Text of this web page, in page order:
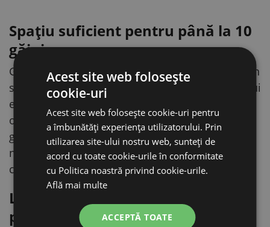
Spațiu suficient pentru până la 10
găini
Găinile împart cu plăcere locul de ouat, așa că un
singur cuibar acoperă fără probleme nevoile unui
efectiv de până la 10 găini ouătoare. Găinile se
obișnuiesc să ouă într-un loc fix, iar ouăle le
găsiți mereu acolo unde trebuie – curate,
nezdrobite și fără căutări lungi prin țarc sau prin
cotețul pentru găini.
Lemn de plop – mediu natural
pentru ouat
Acest site web folosește
cookie-uri
Acest site web folosește cookie-uri pentru
a îmbunătăți experiența utilizatorului. Prin
utilizarea site-ului nostru web, sunteți de
acord cu toate cookie-urile în conformitate
cu Politica noastră privind cookie-urile.
Află mai multe
ACCEPTĂ TOATE